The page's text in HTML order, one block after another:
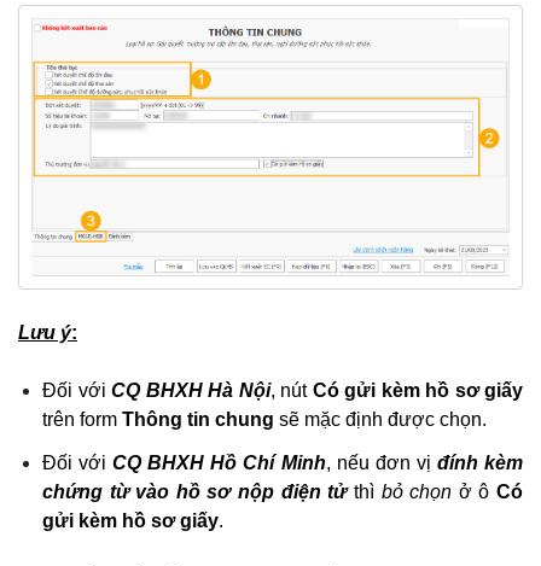
Lưu ý:
Đối với CQ BHXH Hà Nội, nút Có gửi kèm hồ sơ giấy
trên form Thông tin chung sẽ mặc định được chọn.
Đối vớiCQ BHXH Hồ Chí Minh, nếu đơn vị đính kèm
chứng từ vào hồ sơ nộp điện tửthì bỏ chọn ở ôCó
gửi kèm hồ sơ giấy.